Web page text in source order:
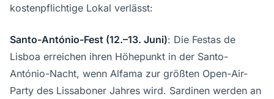
kostenpflichtige Lokal verlässt:
Santo-António-Fest (12.–13. Juni): Die Festas de
Lisboa erreichen ihren Höhepunkt in der Santo-
António-Nacht, wenn Alfama zur größten Open-Air-
Party des Lissaboner Jahres wird. Sardinen werden an